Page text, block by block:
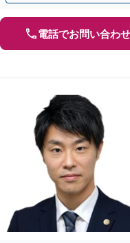
電話でお問い合わせ